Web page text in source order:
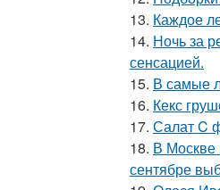
13. Каждое
14. Ночь за
сенсацией.
15. В самые
16. Кекс
17. Салат C
18. В Москве
сентябре